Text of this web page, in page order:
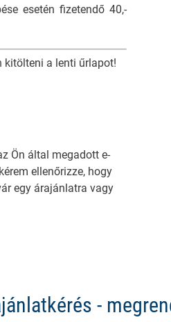
esetén fizetendő 40,-
kitölteni a lenti űrlapot!
Ön által megadott e-
ellenőrizze, hogy
egy árajánlatra vagy
-